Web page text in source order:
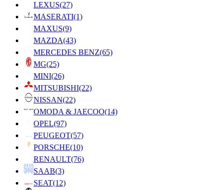
LEXUS(27)
MASERATI(1)
MAXUS(9)
MAZDA(43)
MERCEDES BENZ(65)
MG(25)
MINI(26)
MITSUBISHI(22)
NISSAN(22)
OMODA & JAECOO(14)
OPEL(97)
PEUGEOT(57)
PORSCHE(10)
RENAULT(76)
SAAB(3)
SEAT(12)